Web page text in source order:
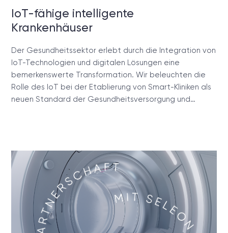
IoT-fähige intelligente
Krankenhäuser
Der Gesundheitssektor erlebt durch die Integration von
IoT-Technologien und digitalen Lösungen eine
bemerkenswerte Transformation. Wir beleuchten die
Rolle des IoT bei der Etablierung von Smart-Kliniken als
neuen Standard der Gesundheitsversorgung und…